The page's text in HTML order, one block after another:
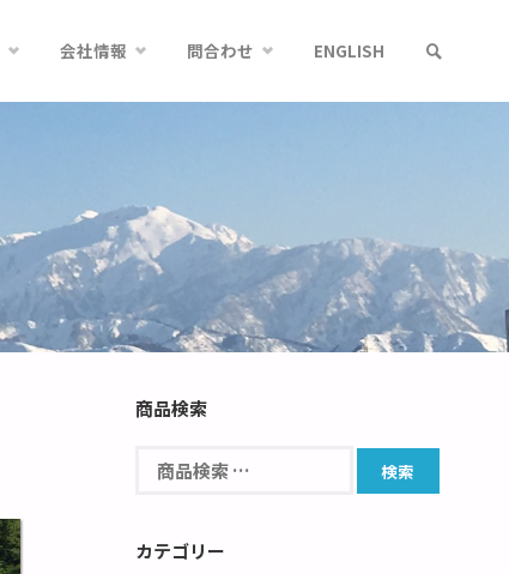
会社情報 問合わせ ENGLISH
商品検索
カテゴリー